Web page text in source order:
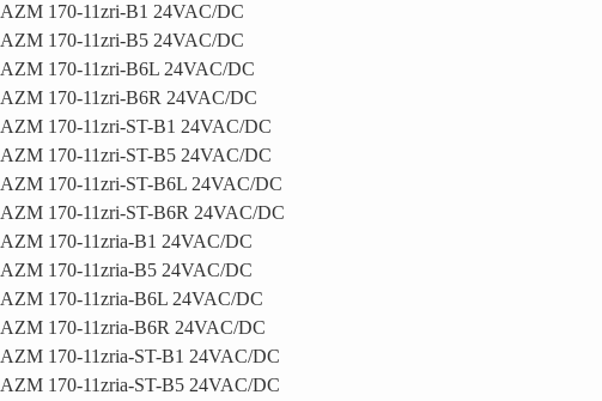
AZM 170-11zri-B1 24VAC/DC
AZM 170-11zri-B5 24VAC/DC
AZM 170-11zri-B6L 24VAC/DC
AZM 170-11zri-B6R 24VAC/DC
AZM 170-11zri-ST-B1 24VAC/DC
AZM 170-11zri-ST-B5 24VAC/DC
AZM 170-11zri-ST-B6L 24VAC/DC
AZM 170-11zri-ST-B6R 24VAC/DC
AZM 170-11zria-B1 24VAC/DC
AZM 170-11zria-B5 24VAC/DC
AZM 170-11zria-B6L 24VAC/DC
AZM 170-11zria-B6R 24VAC/DC
AZM 170-11zria-ST-B1 24VAC/DC
AZM 170-11zria-ST-B5 24VAC/DC